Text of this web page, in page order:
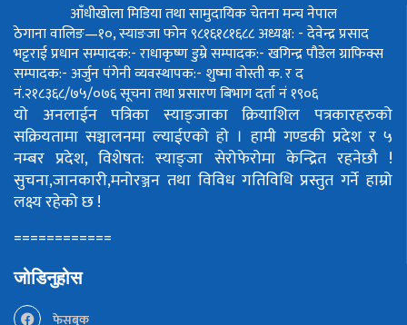
आँधीखोला मिडिया तथा सामुदायिक चेतना मन्च नेपाल
ठेगाना वालिङ—१०, स्याङजा फोन ९८१६१८१६८८अध्यक्ष: - देवेन्द्र प्रसाद
भट्टराईप्रधान सम्पादक:- राधाकृष्ण डुम्रेसम्पादक:- खगिन्द्र पौडेलग्राफिक्स
सम्पादक:- अर्जुन पंगेनीव्यवस्थापक:- शुष्मा वोस्तीक. र द
नं.२१८३६८/७५/०७६सूचना तथा प्रसारण बिभाग दर्ता नं १९०६
यो अनलाईन पत्रिका स्याङ्जाका क्रियाशिल पत्रकारहरुको
सक्रियतामा सञ्चालनमा ल्याईएको हो । हामी गण्डकी प्रदेश र ५
नम्बर प्रदेश, विशेषत: स्याङ्जा सेरोफेरोमा केन्द्रित रहनेछौ !
सुचना,जानकारी,मनोरञ्जन तथा विविध गतिविधि प्रस्तुत गर्ने हाम्रो
लक्ष्य रहेको छ !
============
जोडिनुहोस
फेसबुक